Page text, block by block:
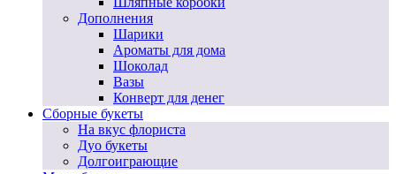
Дополнения
Шарики
Ароматы для дома
Шоколад
Вазы
Конверт для денег
Сборные букеты
На вкус флориста
Дуо букеты
Долгоиграющие